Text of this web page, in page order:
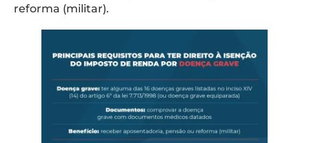
reforma (militar).